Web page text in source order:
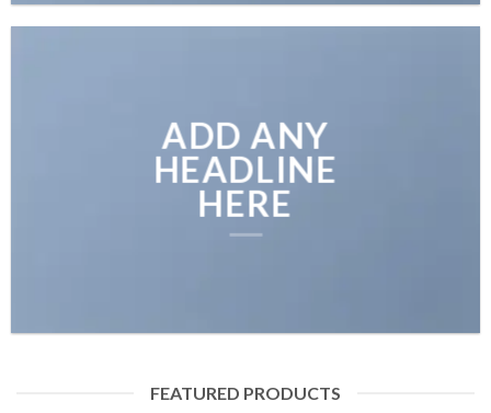
ADD ANY
HEADLINE
HERE
FEATURED PRODUCTS